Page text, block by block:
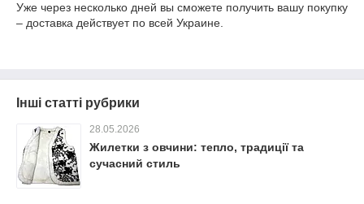
Уже через несколько дней вы сможете получить вашу покупку
– доставка действует по всей Украине.
Інші статті рубрики
28.05.2026
Жилетки з овчини: тепло, традиції та
сучасний стиль